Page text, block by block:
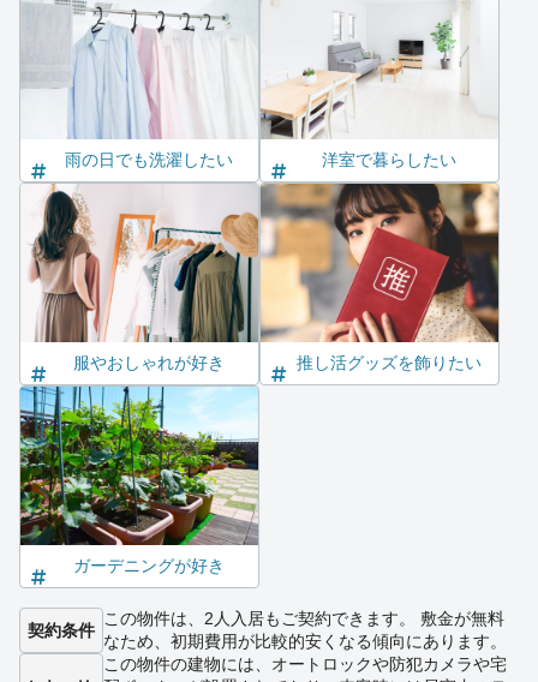
雨の日でも洗濯したい 洋室で暮らしたい
服やおしゃれが好き 推し活グッズを飾りたい
ガーデニングが好き
契約条件
この物件は、2人入居もご契約できます。 敷金が無料
なため、初期費用が比較的安くなる傾向にあります。
この物件の建物には、オートロックや防犯カメラや宅